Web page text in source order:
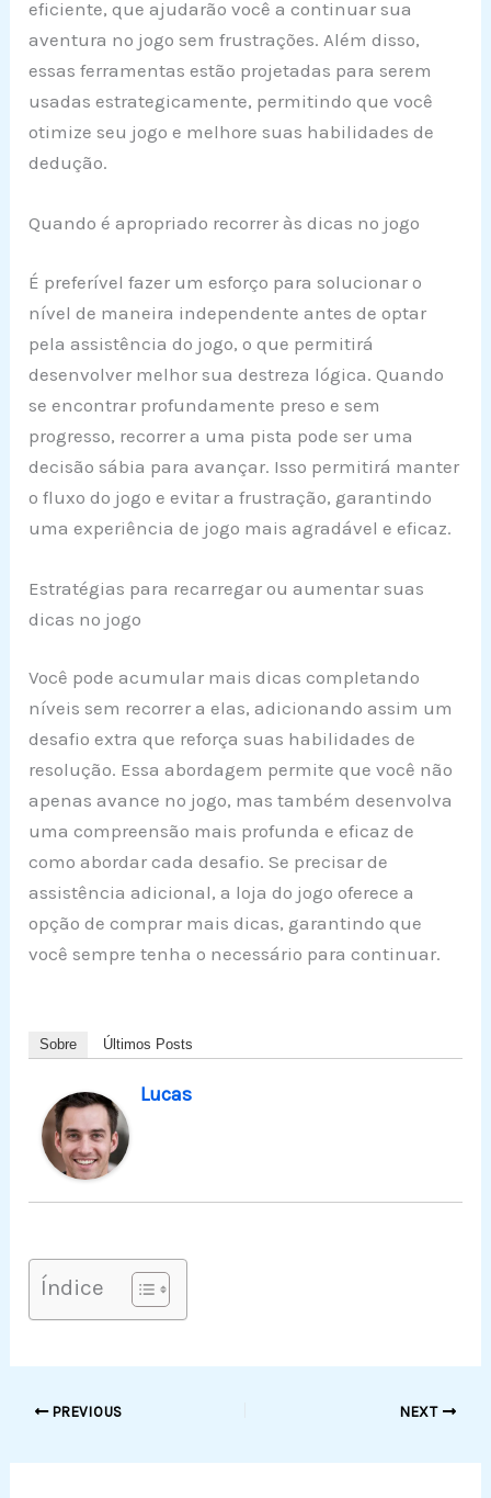
eficiente, que ajudarão você a continuar sua
aventura no jogo sem frustrações. Além disso,
essas ferramentas estão projetadas para serem
usadas estrategicamente, permitindo que você
otimize seu jogo e melhore suas habilidades de
dedução.
Quando é apropriado recorrer às dicas no jogo
É preferível fazer um esforço para solucionar o
nível de maneira independente antes de optar
pela assistência do jogo, o que permitirá
desenvolver melhor sua destreza lógica. Quando
se encontrar profundamente preso e sem
progresso, recorrer a uma pista pode ser uma
decisão sábia para avançar. Isso permitirá manter
o fluxo do jogo e evitar a frustração, garantindo
uma experiência de jogo mais agradável e eficaz.
Estratégias para recarregar ou aumentar suas
dicas no jogo
Você pode acumular mais dicas completando
níveis sem recorrer a elas, adicionando assim um
desafio extra que reforça suas habilidades de
resolução. Essa abordagem permite que você não
apenas avance no jogo, mas também desenvolva
uma compreensão mais profunda e eficaz de
como abordar cada desafio. Se precisar de
assistência adicional, a loja do jogo oferece a
opção de comprar mais dicas, garantindo que
você sempre tenha o necessário para continuar.
Sobre Últimos Posts
Lucas
Índice
PREVIOUS NEXT